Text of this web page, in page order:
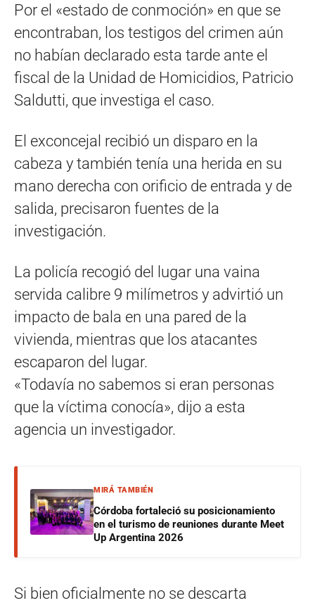
Por el «estado de conmoción» en que se
encontraban, los testigos del crimen aún
no habían declarado esta tarde ante el
fiscal de la Unidad de Homicidios, Patricio
Saldutti, que investiga el caso.
El exconcejal recibió un disparo en la
cabeza y también tenía una herida en su
mano derecha con orificio de entrada y de
salida, precisaron fuentes de la
investigación.
La policía recogió del lugar una vaina
servida calibre 9 milímetros y advirtió un
impacto de bala en una pared de la
vivienda, mientras que los atacantes
escaparon del lugar.
«Todavía no sabemos si eran personas
que la víctima conocía», dijo a esta
agencia un investigador.
MIRÁ TAMBIÉN
Córdoba fortaleció su posicionamiento
en el turismo de reuniones durante Meet
Up Argentina 2026
Si bien oficialmente no se descarta